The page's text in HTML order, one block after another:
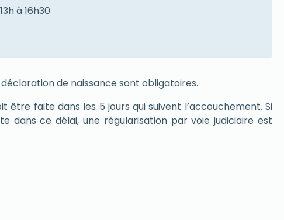
à 16h30
de naissance sont obligatoires.
être faite dans les 5 jours qui suivent l’accouchement. Si
dans ce délai, une régularisation par voie judiciaire est